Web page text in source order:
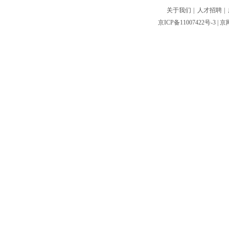
关于我们 人才招聘
京ICP备11007422号-3 |